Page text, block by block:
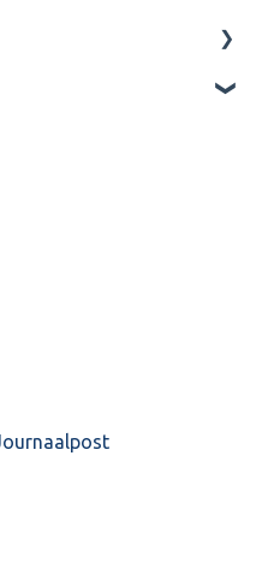
Lonen en overstap naar